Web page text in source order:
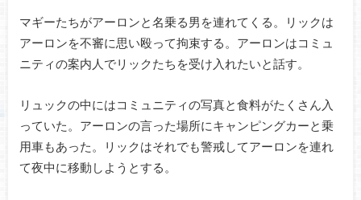
マギーたちがアーロンと名乗る男を連れてくる。リックは
アーロンを不審に思い殴って拘束する。アーロンはコミュ
ニティの案内人でリックたちを受け入れたいと話す。
リュックの中にはコミュニティの写真と食料がたくさん入
っていた。アーロンの言った場所にキャンピングカーと乗
用車もあった。リックはそれでも警戒してアーロンを連れ
て夜中に移動しようとする。